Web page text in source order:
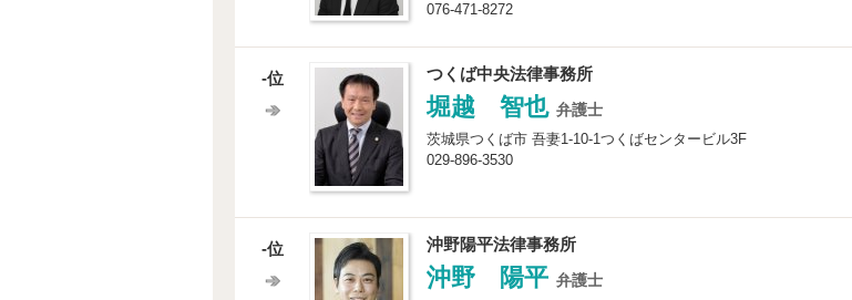
076-471-8272
-位 つくば中央法律事務所
堀越 智也 弁護士
茨城県つくば市 吾妻1-10-1つくばセンタービル3F
029-896-3530
-位 沖野陽平法律事務所
沖野 陽平 弁護士